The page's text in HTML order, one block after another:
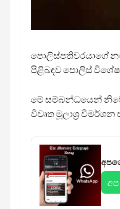
පොලිස්පතිවරයාගේ
පිළිබඳව පොලිස්
මේ සම්බන්ධයෙන්
විවෘත මූලාශ්‍ර